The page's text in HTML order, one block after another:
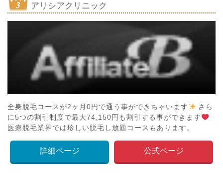
アリシアクリニック
全身脱毛コースが2ヶ月0円で通う事ができちゃいます
さら
に5つの割引制度で最大74,150円も割引する事ができます
医療脱毛業界では珍しい脱毛し放題コースもあります。
詳細ページ 公式ページ